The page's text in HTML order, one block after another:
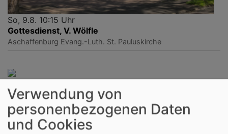
So, 9.8. 10:15 Uhr
Gottesdienst, V. Wölfle
Aschaffenburg Evang.-Luth. St. Pauluskirche
Kein Gottesdienst in St. Paulus, Einladung in die GDe
der Region - siehe QR-Code/Link.
Aschaffenburg Evang.-Luth. St. Pauluskirche
Verwendung von
personenbezogenen Daten
und Cookies